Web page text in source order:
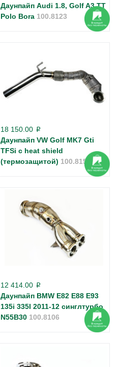
Даунпайп Audi 1.8, Golf A3 TT
Polo Bora 100.8123
18 150.00 p
Даунпайп VW Golf MK7 Gti
TFSi с heat shield
(термозащитой) 100.8158
12 414.00 p
Даунпайп BMW E82 E88 E93
135i 335I 2011-12 синглтурбо
N55B30 100.8106